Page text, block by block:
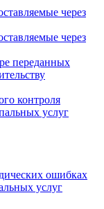
через
через
переданных
контроля
услуг
ошибках
услуг